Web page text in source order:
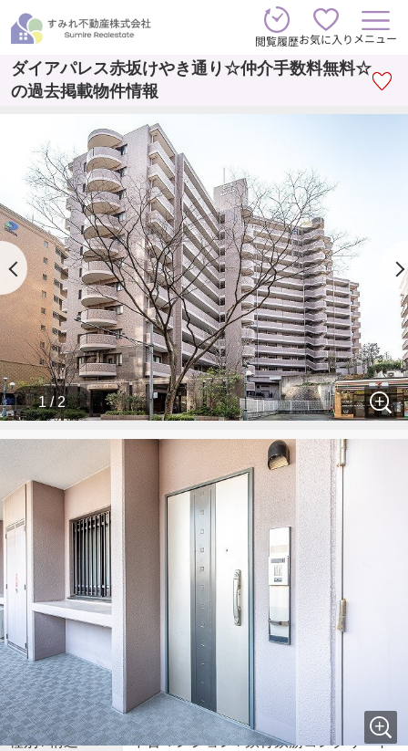
閲覧履歴お気に入り メニュー
ダイアパレス赤坂けやき通り☆仲介手数料無料☆
の過去掲載物件情報
1 / 2
お気に入り追加 お問い合わせ
物件概要
所在地 福岡県 福岡市中央区 赤坂３丁目8-31
交通
福岡市空港線 赤坂 」駅 徒歩13分
福岡市七隈線
「桜坂 」駅 徒歩13分
福岡市七隈線
薬院大通」駅 徒歩16分
築年月 2000年 9月(築25年)
向き 東
種別 / 構造 中古マンション / 鉄骨鉄筋コンクリート